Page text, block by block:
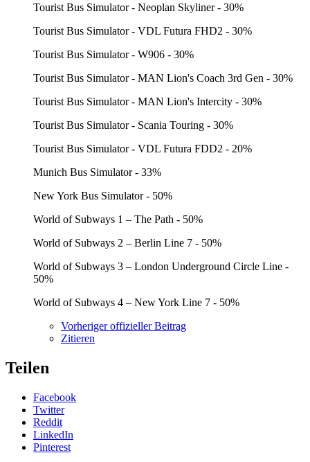
Tourist Bus Simulator - Neoplan Skyliner - 30%
Tourist Bus Simulator - VDL Futura FHD2 - 30%
Tourist Bus Simulator - W906 - 30%
Tourist Bus Simulator - MAN Lion's Coach 3rd Gen - 30%
Tourist Bus Simulator - MAN Lion's Intercity - 30%
Tourist Bus Simulator - Scania Touring - 30%
Tourist Bus Simulator - VDL Futura FDD2 - 20%
Munich Bus Simulator - 33%
New York Bus Simulator - 50%
World of Subways 1 – The Path - 50%
World of Subways 2 – Berlin Line 7 - 50%
World of Subways 3 – London Underground Circle Line -
50%
World of Subways 4 – New York Line 7 - 50%
Vorheriger offizieller Beitrag
Zitieren
Teilen
Facebook
Twitter
Reddit
LinkedIn
Pinterest